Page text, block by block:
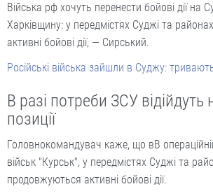
Війська рф хочуть перенести бойові дії на
Харківщину: у передмістях Суджі та
активні бойові дії, — Сирський.
Російські війська зайшли в Суджу:
В разі потреби ЗСУ відійдуть
позиції
Головнокомандувач каже, що вВ
військ "Курськ", у передмістях Суджі та
продовжуються активні бойові дії.